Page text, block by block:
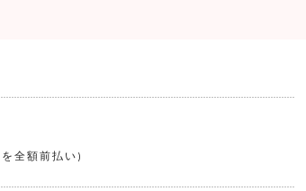
を全額前払い)